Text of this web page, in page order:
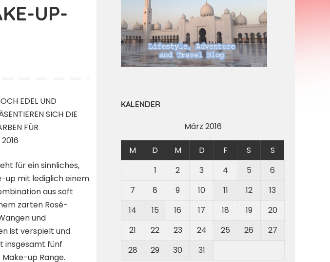
UP-
EDEL UND
SICH DIE
FÜR
für ein sinnliches,
up mit lediglich einem
aus soft
zarten Rosé-
und
ist verspielt und
insgesamt fünf
up Range.
KALENDER
März 2016
M D M D F S
S
1
2 3 4 5
6
7
8 9 10 11 12
13
14
15 16 17 18 19
20
21
22 23 24 25 26
27
28
29 30 31